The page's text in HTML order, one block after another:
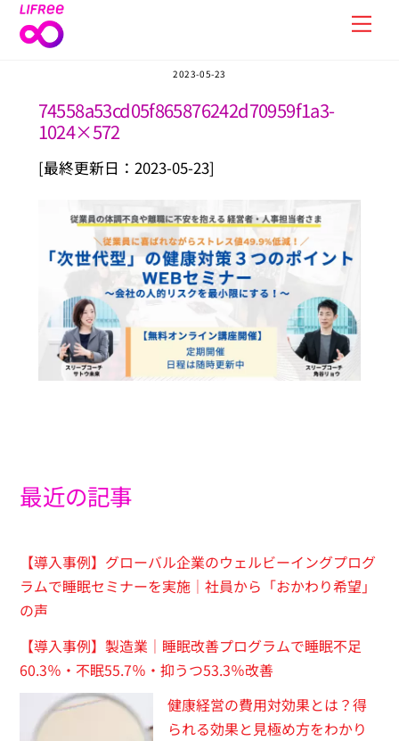
Skip
2023-05-23
74558a53cd05f865876242d70959f1a3-
1024×572
[最終更新日：2023-05-23]
最近の記事
【導入事例】グローバル企業のウェルビーイングプログ
ラムで睡眠セミナーを実施｜社員から「おかわり希望」
の声
【導入事例】製造業｜睡眠改善プログラムで睡眠不足
60.3％・不眠55.7％・抑うつ53.3％改善
健康経営の費用対効果とは？得
られる効果と見極め方をわかり